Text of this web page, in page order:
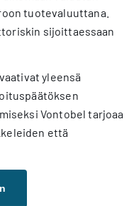
tuotevaluuttana.
sijoittaessaan
yleensä
Vontobel tarjoaa
että